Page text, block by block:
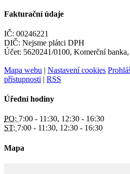
Fakturační údaje
IČ: 00246221
DIČ: Nejsme plátci DPH
Účet: 5620241/0100, Komerční banka,
Mapa webu | Nastavení cookies
přístupnosti | RSS
Úřední hodiny
PO: 7:00 - 11:30, 12:30 - 16:30
ST: 7:00 - 11:30, 12:30 - 16:30
Mapa